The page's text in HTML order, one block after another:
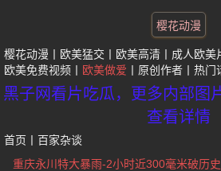
樱花动漫
樱花动漫 欧美猛交 欧美高清 成人欧美
欧美免费视频
欧美做爱 原创作者 热门
黑子网看片吃瓜，更多内部图
查看详情
首页 百家杂谈
重庆永川特大暴雨-2小时近300毫米破历